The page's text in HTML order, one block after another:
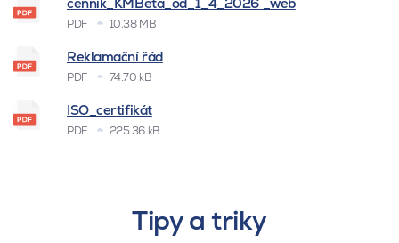
PDF 10.38 MB
Reklamační řád
PDF 74.70 kB
ISO_certifikát
PDF 225.36 kB
Tipy a triky